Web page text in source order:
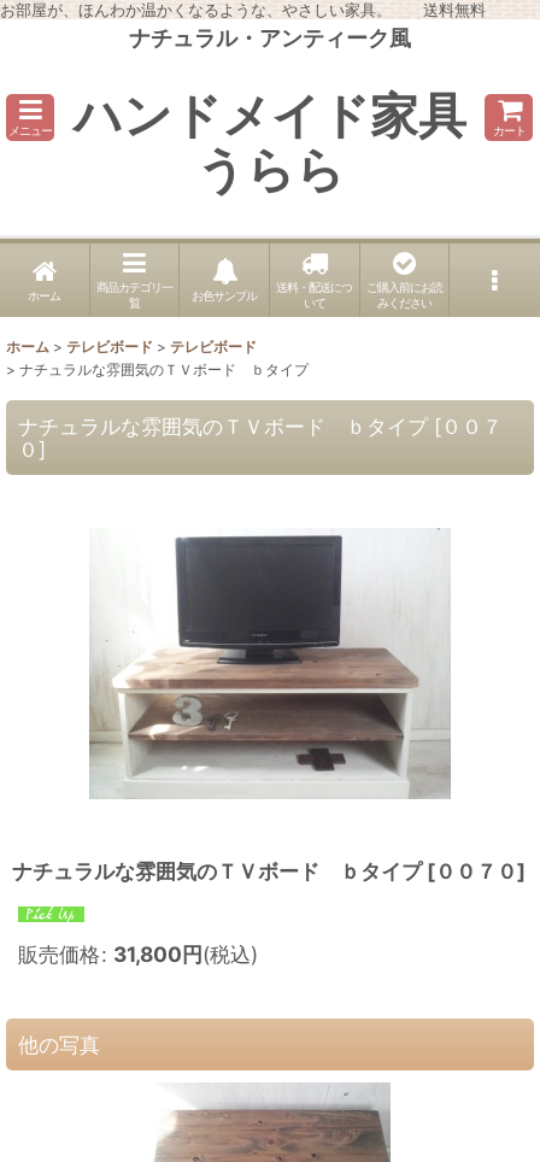
お部屋が、ほんわか温かくなるような、やさしい家具。 送料無料
ナチュラル・アンティーク風
メニュー ハンドメイド家具
うらら
カート
ホーム
商品カテゴリ一
覧
お色サンプル
送料・配送につ
いて
ご購入前にお読
みください
ホーム > テレビボード > テレビボード
> ナチュラルな雰囲気のＴＶボード ｂタイプ
ナチュラルな雰囲気のＴＶボード ｂタイプ [００７
０]
ナチュラルな雰囲気のＴＶボード ｂタイプ [００７０]
販売価格: 31,800円(税込)
他の写真